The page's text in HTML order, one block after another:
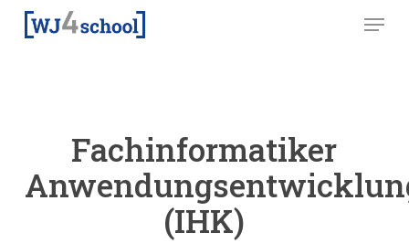
Skip
Menu
Fachinformatiker
(IHK)